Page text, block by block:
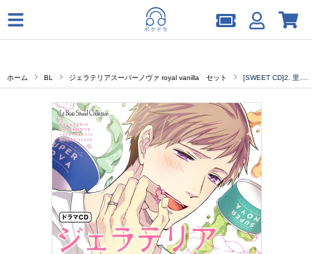
ホーム BL ジェラテリアスーパーノヴァ royal vanilla セット [SWEET CD]2. 里谷が風邪をひきました